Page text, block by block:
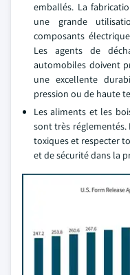
emballés. La
une grande
composants
Les agents de
automobiles doivent
une excellente
pression ou de haute
Les aliments et les
sont très
toxiques et respecter
et de sécurité dans la